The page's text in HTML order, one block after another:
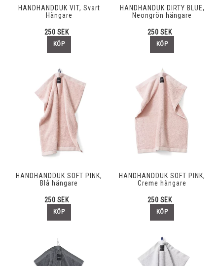
HANDHANDDUK VIT, Svart
Hängare
250 SEK
KÖP
HANDHANDUK DIRTY BLUE,
Neongrön hängare
250 SEK
KÖP
HANDHANDDUK SOFT PINK,
Blå hängare
250 SEK
KÖP
HANDHANDDUK SOFT PINK,
Creme hängare
250 SEK
KÖP